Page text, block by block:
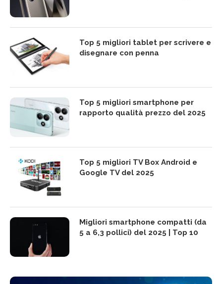
Top 5 migliori tablet per scrivere e
disegnare con penna
Top 5 migliori smartphone per
rapporto qualità prezzo del 2025
Top 5 migliori TV Box Android e
Google TV del 2025
Migliori smartphone compatti (da
5 a 6,3 pollici) del 2025 | Top 10